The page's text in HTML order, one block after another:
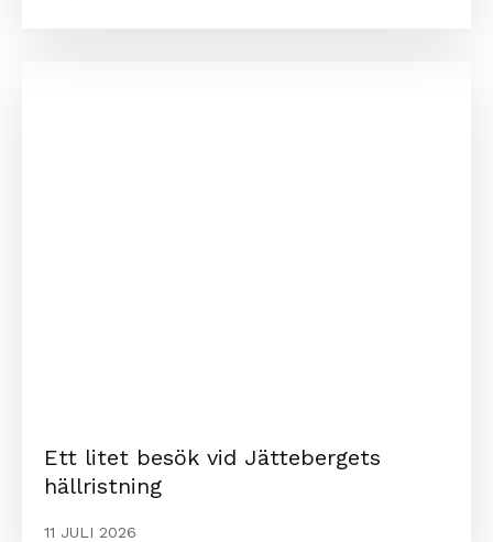
Ett litet besök vid Jättebergets
hällristning
11 JULI 2026